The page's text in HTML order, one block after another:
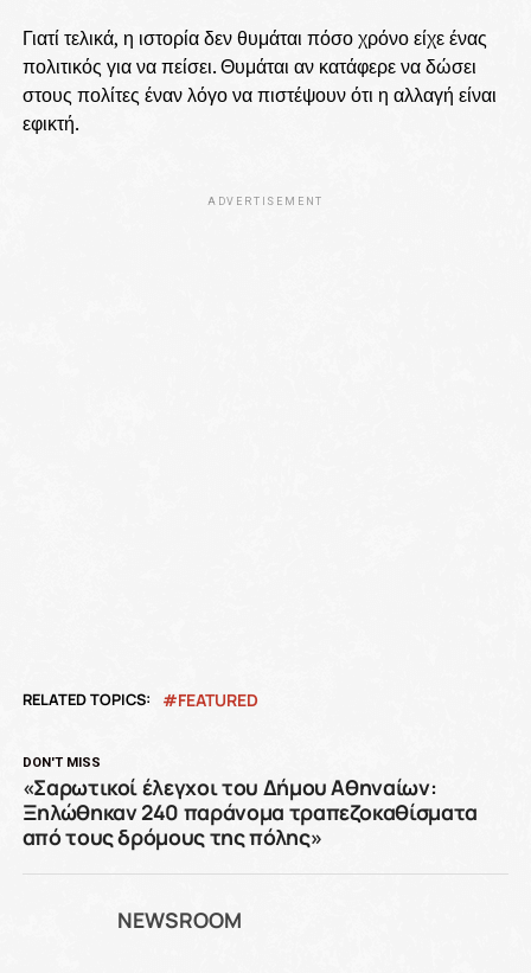
Γιατί τελικά, η ιστορία δεν θυμάται πόσο χρόνο είχε ένας
πολιτικός για να πείσει. Θυμάται αν κατάφερε να δώσει
στους πολίτες έναν λόγο να πιστέψουν ότι η αλλαγή είναι
εφικτή.
ADVERTISEMENT
RELATED TOPICS: FEATURED
DON'T MISS
«Σαρωτικοί έλεγχοι του Δήμου Αθηναίων:
Ξηλώθηκαν 240 παράνομα τραπεζοκαθίσματα
από τους δρόμους της πόλης»
NEWSROOM